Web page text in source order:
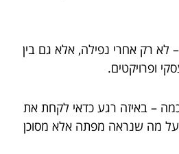
לא רק אחרי נפילה, אלא גם בין
ופרויקטים.
– באיזה רגע כדאי לקחת את
על מה שנראה מפתה אלא מסוכן